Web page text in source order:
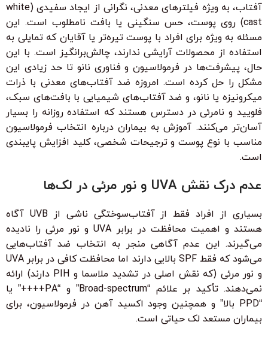
آفتاب، به ویژه فیلترهای معدنی، نگرانی از ایجاد سفیدی (white
cast) روی پوست، حس سنگینی یا بافت نامطلوب است. این
مسئله به ویژه برای افراد با پوست تیره‌تر یا آقایان که تمایلی به
استفاده از محصولات آرایشی ندارند، چالش‌برانگیز است. با این
حال، پیشرفت‌ها در فرمولاسیون و فناوری نانو تا حد زیادی این
مشکل را حل کرده است. امروزه ضد آفتاب‌های معدنی با ذرات
میکرونیزه یا نانو، و ضد آفتاب‌های شیمیایی با بافت‌های سبک،
فلویید و نامرئی در دسترس هستند که استفاده روزانه را بسیار
آسان‌تر می‌کنند. آموزش به بیماران درباره انتخاب فرمولاسیون
مناسب با نوع پوست و ترجیحات شخصی، کلید افزایش پایبندی
است.
عدم درک نقش UVA و نور مرئی در لک‌ها
بسیاری از افراد فقط از آفتاب‌سوختگی ناشی از UVB آگاه
هستند و اهمیت محافظت در برابر UVA و نور مرئی را نادیده
می‌گیرند. این عدم آگاهی منجر به انتخاب ضد آفتاب‌هایی
می‌شود که فقط SPF بالایی دارند اما محافظت کافی در برابر UVA
و نور مرئی (که نقش اصلی در تشدید ملاسما و PIH دارند) ارائه
نمی‌دهند. تأکید بر علائم “Broad-spectrum” و “PA++++” یا
“PPD بالا” و همچنین وجود اکسید آهن در فرمولاسیون، برای
بیماران مستعد لک حیاتی است.